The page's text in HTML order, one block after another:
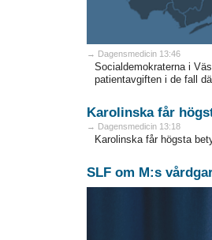
→ Dagensmedicin 13:46
Socialdemokraterna i
patientavgiften i de fall
Karolinska får
→ Dagensmedicin 13:18
Karolinska får högsta
SLF om M:s